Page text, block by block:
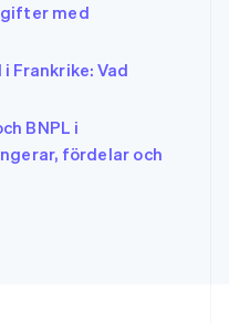
med
Frankrike: Vad
BNPL i
fördelar och